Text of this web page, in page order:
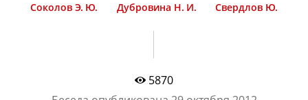
Соколов Э. Ю. Дубровина Н. И. Свердлов Ю.
5870